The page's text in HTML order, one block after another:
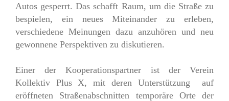
Autos gesperrt. Das schafft Raum, um die Straße zu
bespielen, ein neues Miteinander zu erleben,
verschiedene Meinungen dazu anzuhören und neu
gewonnene Perspektiven zu diskutieren.
Einer der Kooperationspartner ist der Verein
Kollektiv Plus X, mit deren Unterstützung auf
eröffneten Straßenabschnitten temporäre Orte der